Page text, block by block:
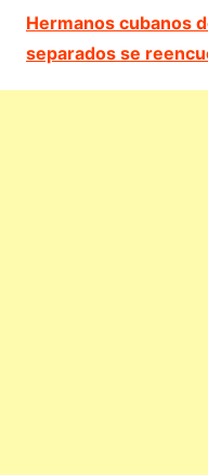
Hermanos cubanos
separados se